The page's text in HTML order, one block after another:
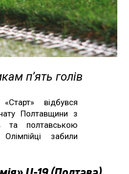
п’ять голів
відбувся
Полтавщини з
та полтавською
забили